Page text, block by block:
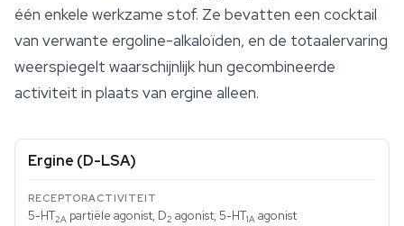
één enkele werkzame stof. Ze bevatten een cocktail
van verwante ergoline-alkaloïden, en de totaalervaring
weerspiegelt waarschijnlijk hun gecombineerde
activiteit in plaats van ergine alleen.
Ergine (D-LSA)
5-HT2A partiële agonist, D2 agonist, 5-HT1A agonist